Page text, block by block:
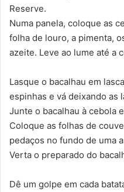
Reserve.
Numa panela, coloque as
folha de louro, a pimenta,
azeite. Leve ao lume até a
Lasque o bacalhau em
espinhas e vá deixando as
Junte o bacalhau à cebola
Coloque as folhas de
pedaços no fundo de uma
Verta o preparado do
Dê um golpe em cada